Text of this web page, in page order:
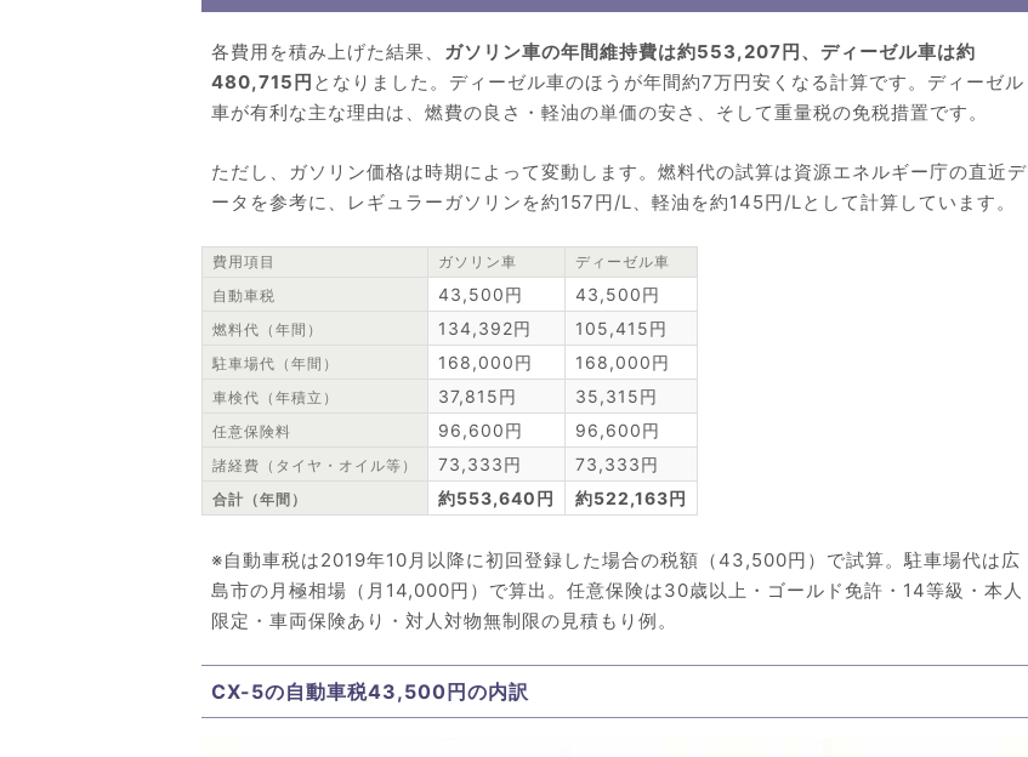
各費用を積み上げた結果、 ガソリン車の年間維持費は約553,207円、ディーゼル車は約
480,715円 となりました。ディーゼル車のほうが年間約7万円安くなる計算です。ディーゼル
車が有利な主な理由は、燃費の良さ・軽油の単価の安さ、そして重量税の免税措置です。
ただし、ガソリン価格は時期によって変動します。燃料代の試算は資源エネルギー庁の直近デ
ータを参考に、レギュラーガソリンを約157円/L、軽油を約145円/Lとして計算しています。
費用項目 ガソリン車
ディーゼル車
自動車税
43,500円 43,500円
燃料代（年間） 134,392円 105,415円
駐車場代（年間） 168,000円 168,000円
車検代（年積立） 37,815円 35,315円
任意保険料 96,600円 96,600円
諸経費（タイヤ・オイル等） 73,333円 73,333円
合計（年間） 約553,640円 約522,163円
※自動車税は2019年10月以降に初回登録した場合の税額（43,500円）で試算。駐車場代は広
島市の月極相場（月14,000円）で算出。任意保険は30歳以上・ゴールド免許・14等級・本人
限定・車両保険あり・対人対物無制限の見積もり例。
CX-5の自動車税43,500円の内訳